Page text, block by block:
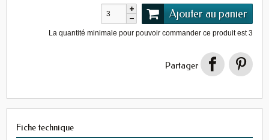
Ajouter au panier
La quantité minimale pour pouvoir commander ce produit est3
Partager
Fiche technique